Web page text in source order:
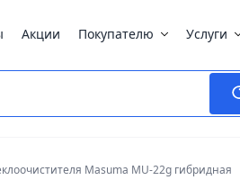
Акции Покупателю Услуги
Masuma MU-22g гибридная